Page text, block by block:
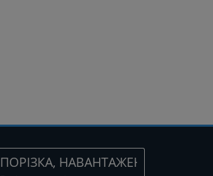
ПОРІЗКА, НАВАНТАЖЕННЯ